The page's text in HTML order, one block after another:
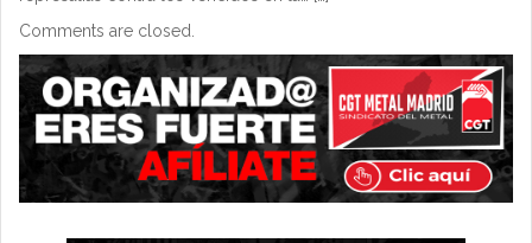
Comments are closed.